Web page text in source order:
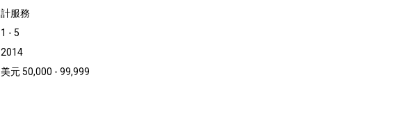
計服務
1 - 5
2014
美元 50,000 - 99,999